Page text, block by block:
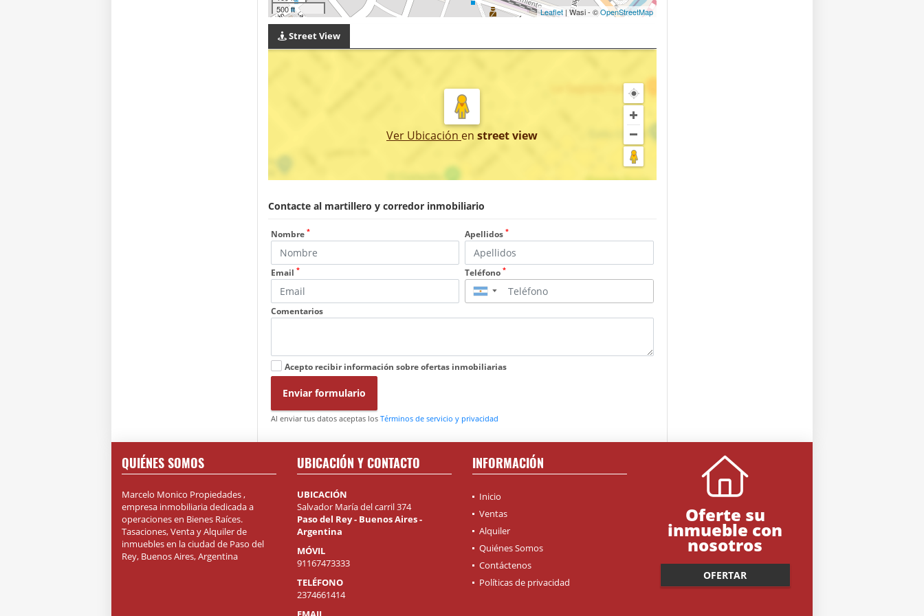
500 ft
Leaflet| Wasi - ©OpenStreetMap
Street View
Ver Ubicación en street view
Contacte al martillero y corredor inmobiliario
Nombre * Apellidos *
Email * Teléfono *
▼
Comentarios
Acepto recibir información sobre ofertas inmobiliarias
Enviar formulario
Al enviar tus datos aceptas los Términos de servicio y privacidad
QUIÉNES SOMOS
Marcelo Monico Propiedades ,
empresa inmobiliaria dedicada a
operaciones en Bienes Raíces.
Tasaciones, Venta y Alquiler de
inmuebles en la ciudad de Paso del
Rey, Buenos Aires, Argentina
UBICACIÓN Y CONTACTO
UBICACIÓN
Salvador María del carril 374
Paso del Rey - Buenos Aires -
Argentina
MÓVIL
91167473333
TELÉFONO
2374661414
INFORMACIÓN
Inicio
Ventas
Alquiler
Quiénes Somos
Contáctenos
Políticas de privacidad
Oferte su
inmueble con
nosotros
OFERTAR